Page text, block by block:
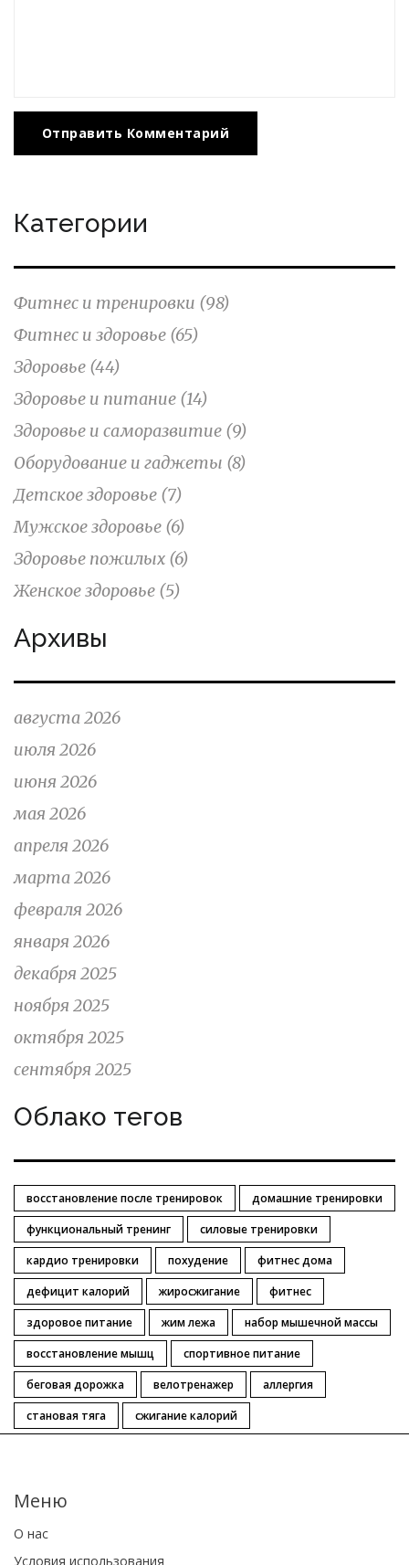
Отправить Комментарий
Категории
Фитнес и тренировки (98)
Фитнес и здоровье (65)
Здоровье (44)
Здоровье и питание (14)
Здоровье и саморазвитие (9)
Оборудование и гаджеты (8)
Детское здоровье (7)
Мужское здоровье (6)
Здоровье пожилых (6)
Женское здоровье (5)
Архивы
августа 2026
июля 2026
июня 2026
мая 2026
апреля 2026
марта 2026
февраля 2026
января 2026
декабря 2025
ноября 2025
октября 2025
сентября 2025
Облако тегов
восстановление после тренировок
домашние тренировки
функциональный тренинг
силовые тренировки
кардио тренировки
похудение
фитнес дома
дефицит калорий
жиросжигание
фитнес
здоровое питание
жим лежа
набор мышечной массы
восстановление мышц
спортивное питание
беговая дорожка
велотренажер
аллергия
становая тяга
сжигание калорий
Меню
О нас
Условия использования